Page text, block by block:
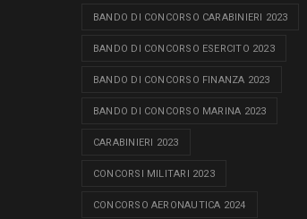
BANDO DI CONCORSO CARABINIERI 2023
BANDO DI CONCORSO ESERCITO 2023
BANDO DI CONCORSO FINANZA 2023
BANDO DI CONCORSO MARINA 2023
CARABINIERI 2023
CONCORSI MILITARI 2023
CONCORSO AERONAUTICA 2024